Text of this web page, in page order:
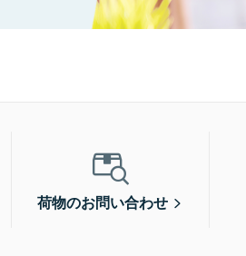
荷物のお問い合わせ